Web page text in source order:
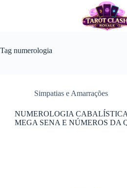
Tag numerologia
Simpatias e Amarrações
NUMEROLOGIA
MEGA SENA E NÚMEROS DA